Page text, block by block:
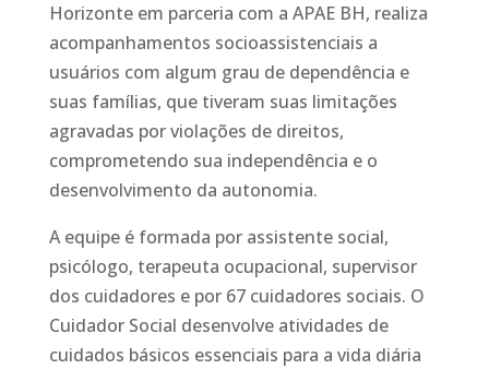
Horizonte em parceria com a APAE BH, realiza
acompanhamentos socioassistenciais a
usuários com algum grau de dependência e
suas famílias, que tiveram suas limitações
agravadas por violações de direitos,
comprometendo sua independência e o
desenvolvimento da autonomia.
A equipe é formada por assistente social,
psicólogo, terapeuta ocupacional, supervisor
dos cuidadores e por 67 cuidadores sociais. O
Cuidador Social desenvolve atividades de
cuidados básicos essenciais para a vida diária